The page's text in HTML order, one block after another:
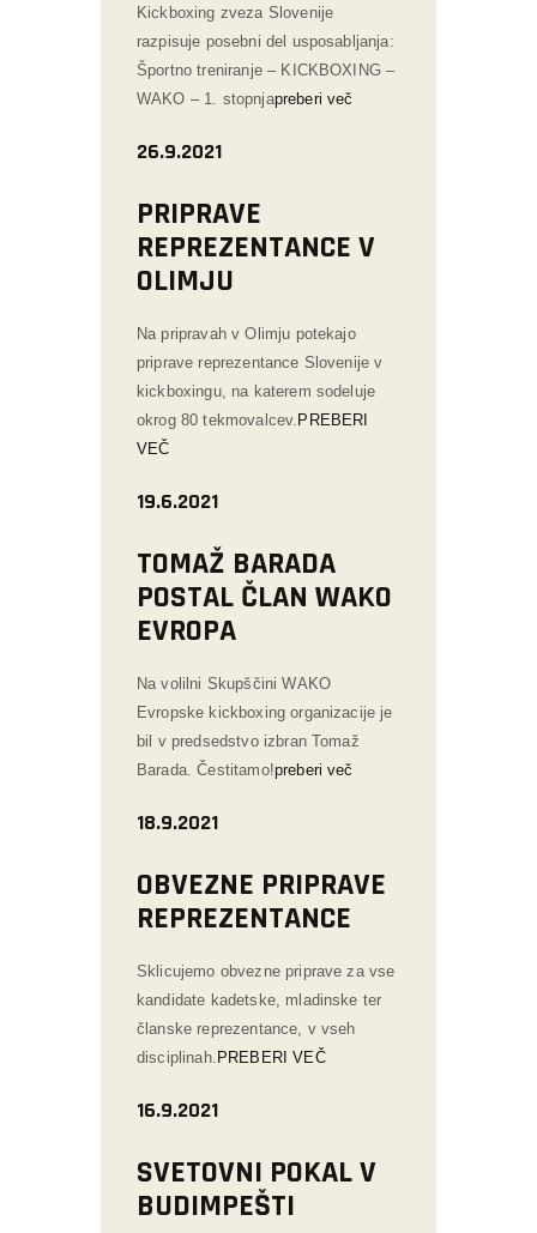
Kickboxing zveza Slovenije
razpisuje posebni del usposabljanja:
Športno treniranje – KICKBOXING –
WAKO – 1. stopnjapreberi več
26.9.2021
PRIPRAVE
REPREZENTANCE V
OLIMJU
Na pripravah v Olimju potekajo
priprave reprezentance Slovenije v
kickboxingu, na katerem sodeluje
okrog 80 tekmovalcev. PREBERI
VEČ
19.6.2021
TOMAŽ BARADA
POSTAL ČLAN WAKO
EVROPA
Na volilni Skupščini WAKO
Evropske kickboxing organizacije je
bil v predsedstvo izbran Tomaž
Barada. Čestitamo!preberi več
18.9.2021
OBVEZNE PRIPRAVE
REPREZENTANCE
Sklicujemo obvezne priprave za vse
kandidate kadetske, mladinske ter
članske reprezentance, v vseh
disciplinah. PREBERI VEČ
16.9.2021
SVETOVNI POKAL V
BUDIMPEŠTI